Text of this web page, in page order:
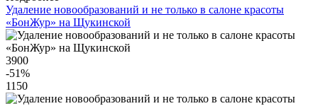
Удаление новообразований и не только в салоне красоты
«БонЖур» на Щукинской
3900
-51%
1150